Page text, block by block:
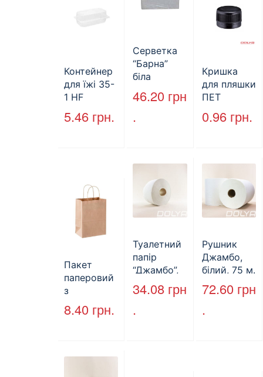
Контейнер
для їжі 35-
1 HF
227*127*85
мм
5.46 грн.
Серветка
“Барна”
біла
PAPERO
500 шт (6/
46.20 грн
.
Кришка
для пляшки
ПЕТ
стандарт
(КВ-28мм),
0.96 грн.
Пакет
паперовий
з
крученими
ручками,
мм*140 мм.
8.40 грн.
Туалетний
папір
“Джамбо”,
130м.
34.08 грн
.
Рушник
Джамбо,
білий, 75 м.
72.60 грн
.